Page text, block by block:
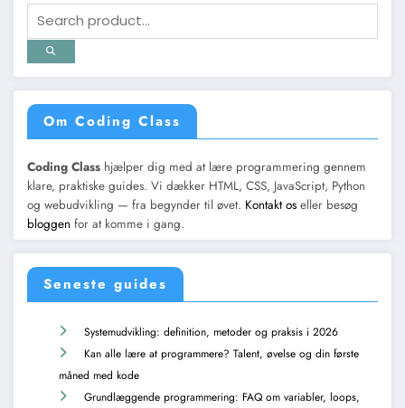
Om Coding Class
Coding Class hjælper dig med at lære programmering gennem
klare, praktiske guides. Vi dækker HTML, CSS, JavaScript, Python
og webudvikling — fra begynder til øvet. Kontakt os eller besøg
bloggen for at komme i gang.
Seneste guides
Systemudvikling: definition, metoder og praksis i 2026
Kan alle lære at programmere? Talent, øvelse og din første
måned med kode
Grundlæggende programmering: FAQ om variabler, loops,